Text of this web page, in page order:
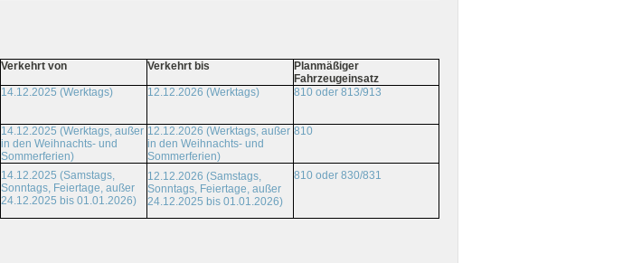
Verkehrt von Verkehrt bis
Planmäßiger
Fahrzeugeinsatz
14.12.2025 (Werktags) 12.12.2026 (Werktags) 810 oder 813/913
14.12.2025 (Werktags, außer
in den Weihnachts- und
Sommerferien)
12.12.2026 (Werktags, außer
in den Weihnachts- und
Sommerferien)
810
14.12.2025 (Samstags,
Sonntags, Feiertage, außer
24.12.2025 bis 01.01.2026)
12.12.2026 (Samstags,
Sonntags, Feiertage, außer
24.12.2025 bis 01.01.2026)
810 oder 830/831